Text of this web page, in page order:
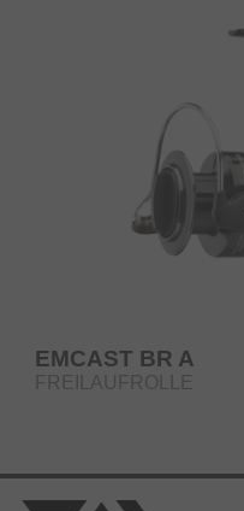
EMCAST BR A
FREILAUFROLLE